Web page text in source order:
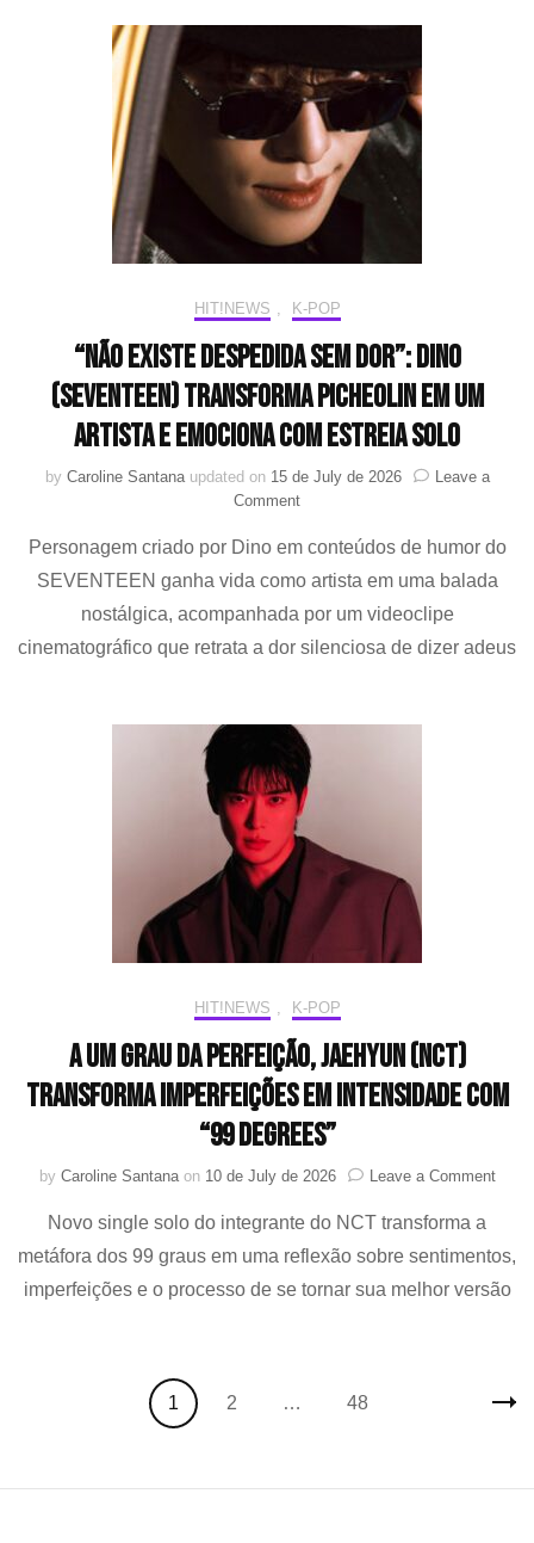
o
single
“TEMPERATURE”
HIT!NEWS K-POP
“Não existe despedida sem dor”: DINO
(SEVENTEEN) transforma Picheolin em um
artista e emociona com estreia solo
by Caroline Santana updated on 15 de July de 2026
Leave a
Commenton
existe
despedida
dor”:
DINO
em
um
artista
e
emociona
com
estreia
Personagem criado por Dino em conteúdos de humor do
SEVENTEEN ganha vida como artista em uma balada
nostálgica, acompanhada por um videoclipe
cinematográfico que retrata a dor silenciosa de dizer adeus
HIT!NEWS K-POP
A um grau da perfeição, JAEHYUN (NCT)
transforma imperfeições em intensidade com
“99 Degrees”
by Caroline Santana on 10 de July de 2026 Leave a Commenton
em
“99
Novo single solo do integrante do NCT transforma a
metáfora dos 99 graus em uma reflexão sobre sentimentos,
imperfeições e o processo de se tornar sua melhor versão
navigation
Page
1 Page
2 … Page
48